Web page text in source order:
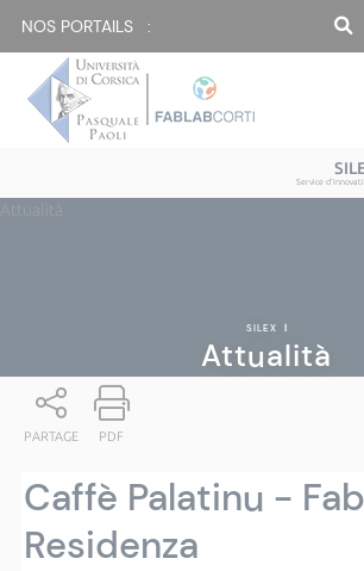
NOS PORTAILS :
Service
Attualità
SILEX |
Attualità
PARTAGE PDF
Caffè Palatinu - Fab
Residenza